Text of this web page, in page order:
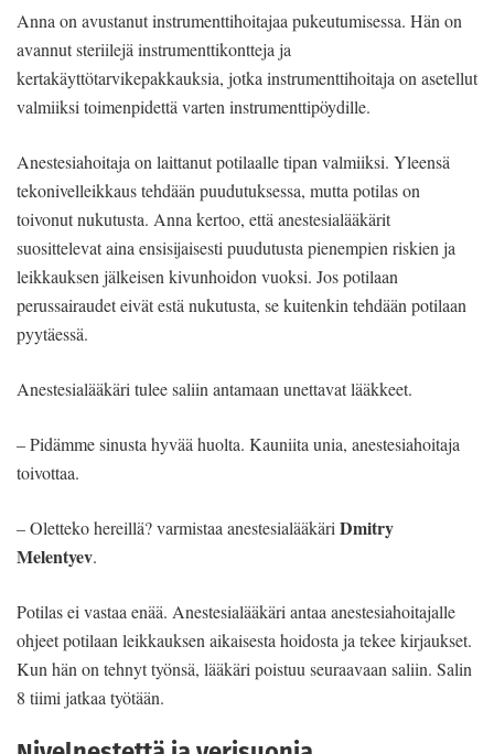
Anna on avustanut instrumenttihoitajaa pukeutumisessa. Hän on
avannut steriilejä instrumenttikontteja ja
kertakäyttötarvikepakkauksia, jotka instrumenttihoitaja on asetellut
valmiiksi toimenpidettä varten instrumenttipöydille.
Anestesiahoitaja on laittanut potilaalle tipan valmiiksi. Yleensä
tekonivelleikkaus tehdään puudutuksessa, mutta potilas on
toivonut nukutusta. Anna kertoo, että anestesialääkärit
suosittelevat aina ensisijaisesti puudutusta pienempien riskien ja
leikkauksen jälkeisen kivunhoidon vuoksi. Jos potilaan
perussairaudet eivät estä nukutusta, se kuitenkin tehdään potilaan
pyytäessä.
Anestesialääkäri tulee saliin antamaan unettavat lääkkeet.
– Pidämme sinusta hyvää huolta. Kauniita unia, anestesiahoitaja
toivottaa.
– Oletteko hereillä? varmistaa anestesialääkäri Dmitry
Melentyev.
Potilas ei vastaa enää. Anestesialääkäri antaa anestesiahoitajalle
ohjeet potilaan leikkauksen aikaisesta hoidosta ja tekee kirjaukset.
Kun hän on tehnyt työnsä, lääkäri poistuu seuraavaan saliin. Salin
8 tiimi jatkaa työtään.